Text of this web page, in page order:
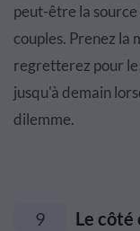
peut-être la
couples. Prenez la
regretterez pour le
jusqu'à demain
dilemme.
9
Le côté